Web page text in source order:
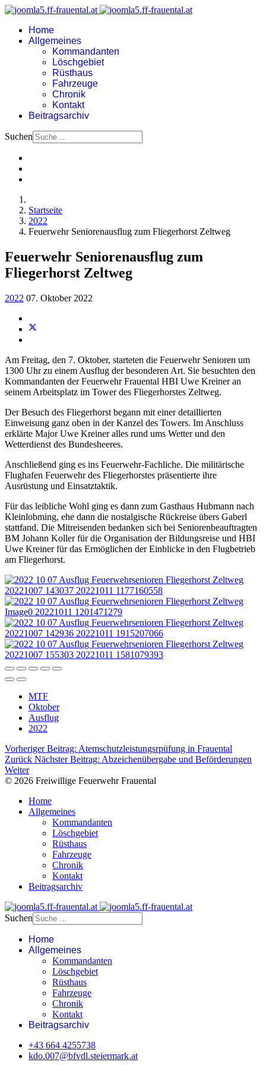
Home
Allgemeines
Kommandanten
Löschgebiet
Rüsthaus
Fahrzeuge
Chronik
Kontakt
Beitragsarchiv
Suchen
Startseite
2022
Feuerwehr Seniorenausflug zum Fliegerhorst Zeltweg
Feuerwehr Seniorenausflug zum
Fliegerhorst Zeltweg
2022 07. Oktober 2022
Am Freitag, den 7. Oktober, starteten die Feuerwehr Senioren um
1300 Uhr zu einem Ausflug der besonderen Art. Sie besuchten den
Kommandanten der Feuerwehr Frauental HBI Uwe Kreiner an
seinem Arbeitsplatz im Tower des Fliegerhorstes Zeltweg.
Der Besuch des Fliegerhorst begann mit einer detaillierten
Einweisung ganz oben in der Kanzel des Towers. Im Anschluss
erklärte Major Uwe Kreiner alles rund ums Wetter und den
Wetterdienst des Bundesheeres.
Anschließend ging es ins Feuerwehr-Fachliche. Die militärische
Flughafen Feuerwehr des Fliegerhorstes präsentierte ihre
Ausrüstung und Einsatztaktik.
Für das leibliche Wohl ging es dann zum Gasthaus Hubmann nach
Kleinlobming, ehe dann die nostalgische Rückreise übers Gaberl
stattfand. Die Mitreisenden bedanken sich bei Seniorenbeauftragten
BM Johann Koller für die Organisation der Bildungsreise und HBI
Uwe Kreiner für das Ermöglichen der Einblicke in den Flugbetrieb
am Fliegerhorst.
MTF
Oktober
Ausflug
2022
Vorheriger Beitrag: Atemschutzleistungsrpüfung in Frauental
Zurück Nächster Beitrag: Abzeichenübergabe und Beförderungen
Weiter
© 2026 Freiwillige Feuerwehr Frauental
Home
Allgemeines
Kommandanten
Löschgebiet
Rüsthaus
Fahrzeuge
Chronik
Kontakt
Beitragsarchiv
Suchen
Home
Allgemeines
Kommandanten
Löschgebiet
Rüsthaus
Fahrzeuge
Chronik
Kontakt
Beitragsarchiv
+43 664 4255738‬
kdo.007@bfvdl.steiermark.at